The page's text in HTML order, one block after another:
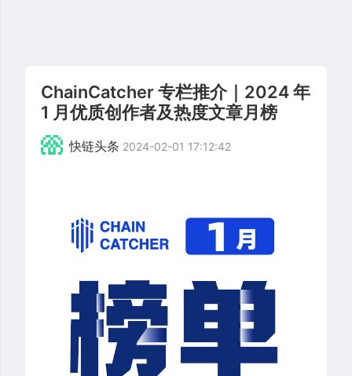
ChainCatcher 专栏推介｜2024 年
1 月优质创作者及热度文章月榜
快链头条 2024-02-01 17:12:42